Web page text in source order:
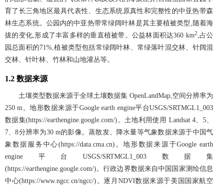
育了长三角地区最具代表性、生态系统原真性和完整性的中亚热带森
林生态系统。公园内的中亚热带常绿阔叶林是其主要植被类型,随着海
拔的变化,形成了丰富多样的垂直植被带。公益林面积达360 km2 ,占公
园总面积的71%,植被类型包括常绿阔叶林、常绿落叶混交林、针阔混
交林、针叶林、竹林和山地灌丛等。
1.2 数据来源
土壤类型数据来源于全球土壤数据集 OpenLandMap,空间分辨率为
250 m。地形数据来源于Google earth engine平台USGS/SRTMGL1_003
数据集(https://earthengine.google.com/)。土地利用使用 Landsat 4、5、
7、8分辨率为30 m的影像。蒸散发、降水量等气象数据来源于中国气
象数据服务中心(https://data.cma.cn)。地形数据来源于Google earth
engine平台USGS/SRTMGL1_003数据集
(https://earthengine.google.com/)。行政边界数据来自中国国家测绘信息
中心(https://www.ngcc.cn/ngcc/)。逐月NDVI数据来源于美国国家航空